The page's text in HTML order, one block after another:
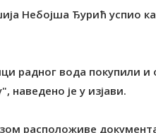
Небојша Ђурић успио
радног вода покупили
наведено је у изјави.
расположиве